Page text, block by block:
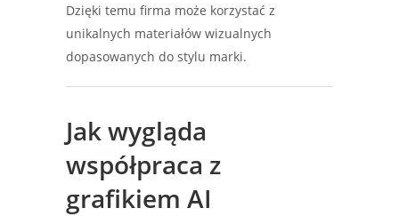
Dzięki temu firma może korzystać z
unikalnych materiałów wizualnych
dopasowanych do stylu marki.
Jak wygląda
współpraca z
grafikiem AI